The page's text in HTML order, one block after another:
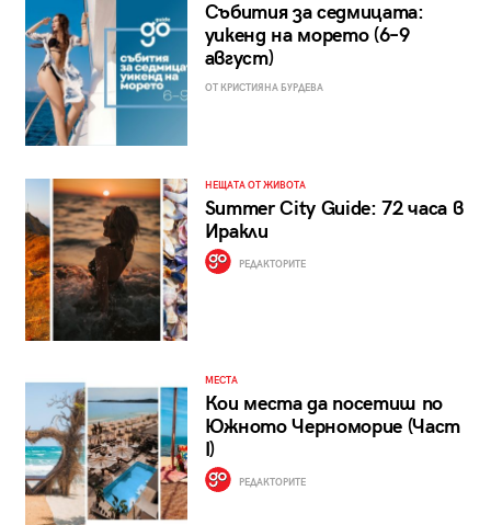
Събития за седмицата:
уикенд на морето (6–9
август)
ОТ КРИСТИЯНА БУРДЕВА
НЕЩАТА ОТ ЖИВОТА
Summer City Guide: 72 часа в
Иракли
РЕДАКТОРИТЕ
МЕСТА
Кои места да посетиш по
Южното Черноморие (Част
I)
РЕДАКТОРИТЕ